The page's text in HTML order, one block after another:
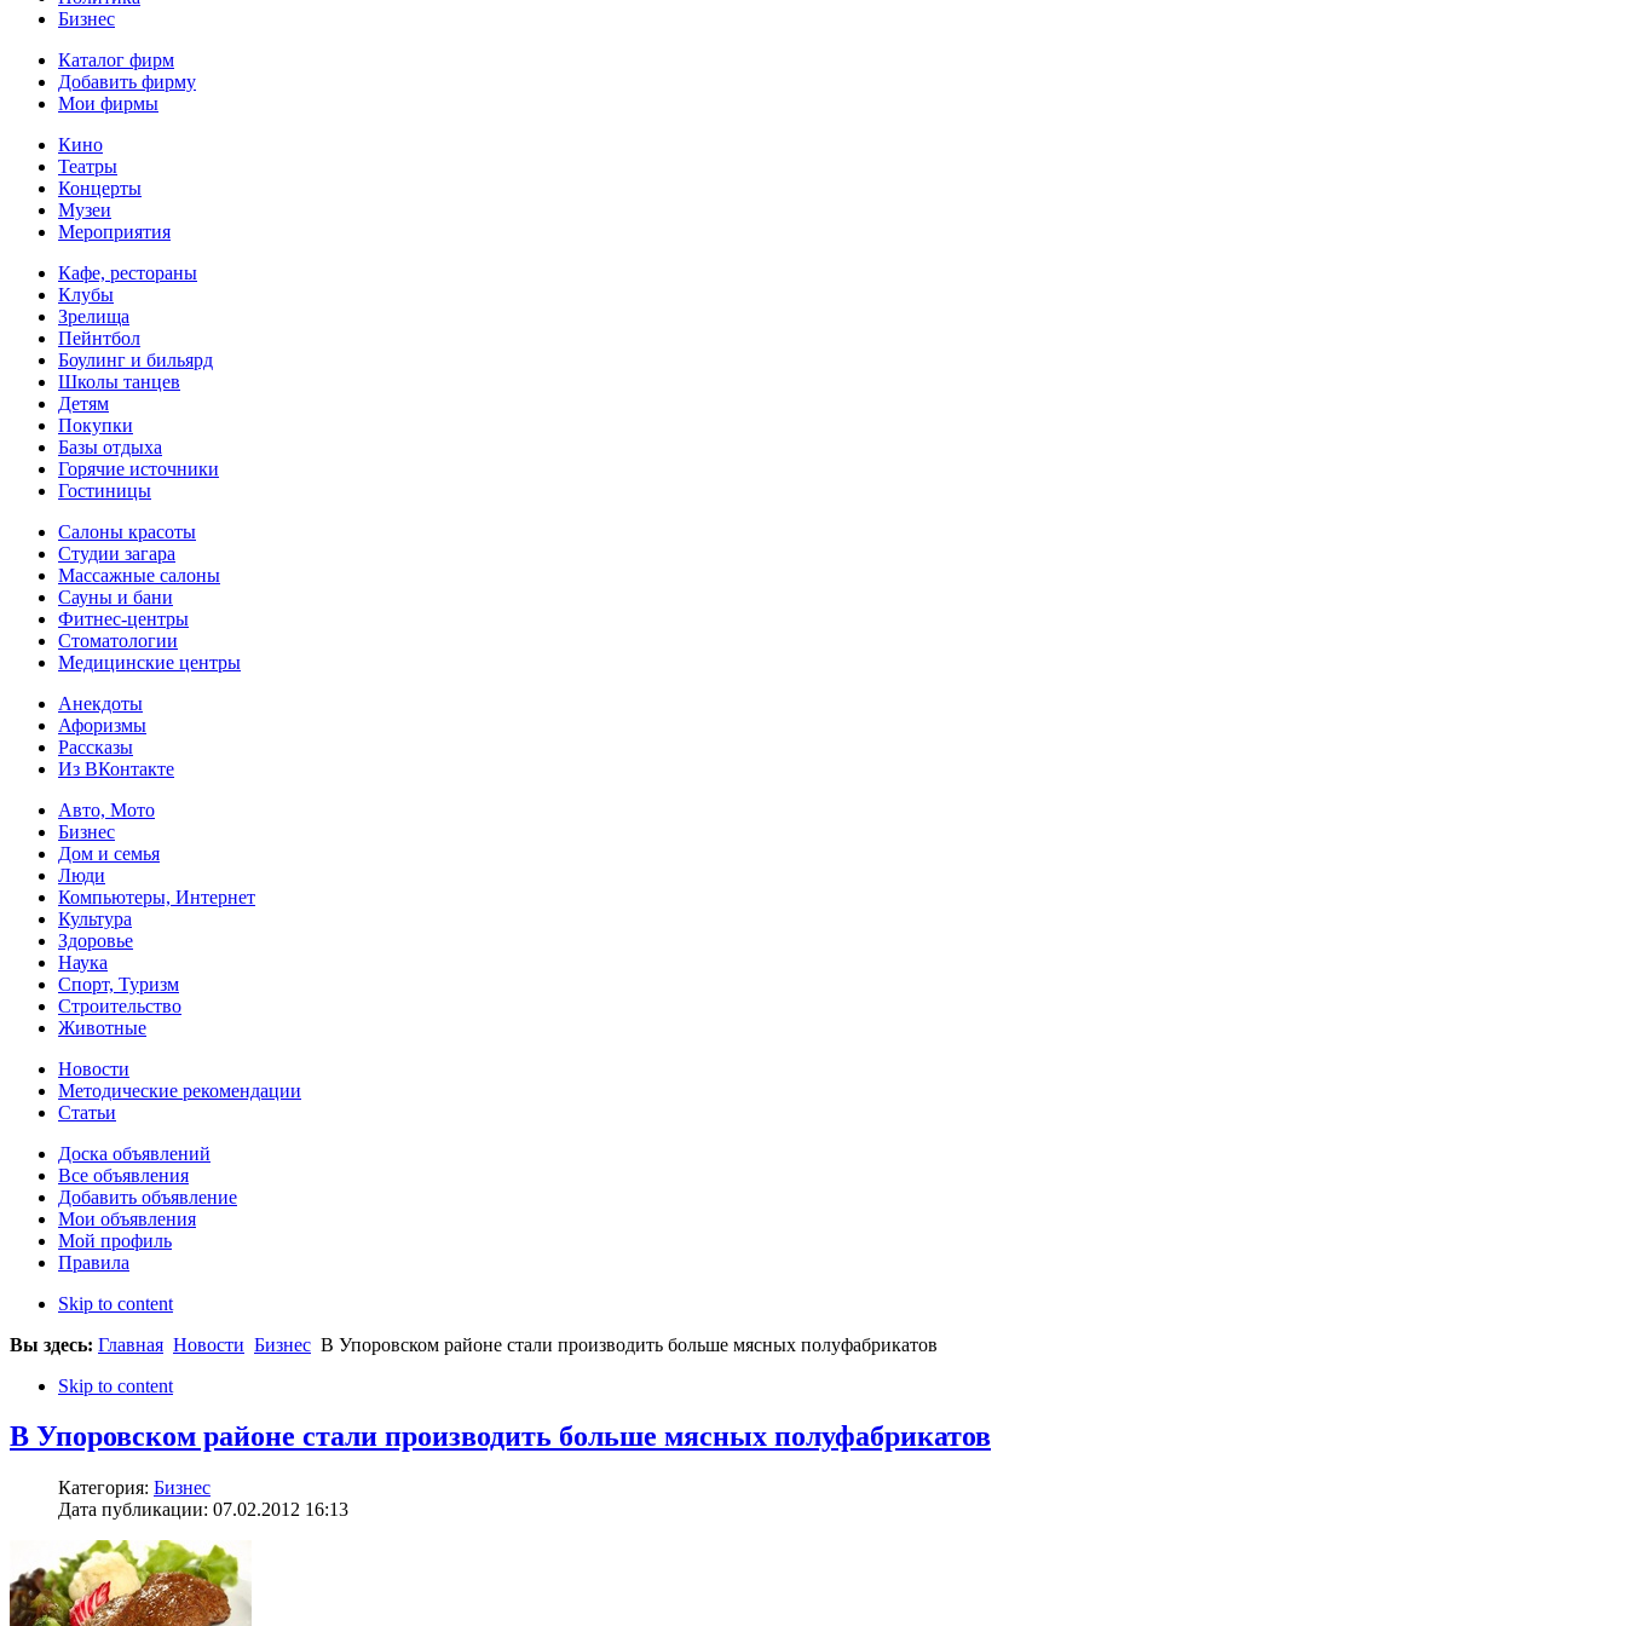
Бизнес
Каталог фирм
Добавить фирму
Мои фирмы
Кино
Театры
Концерты
Музеи
Мероприятия
Кафе, рестораны
Клубы
Зрелища
Пейнтбол
Боулинг и бильярд
Школы танцев
Детям
Покупки
Базы отдыха
Горячие источники
Гостиницы
Салоны красоты
Студии загара
Массажные салоны
Сауны и бани
Фитнес-центры
Стоматологии
Медицинские центры
Анекдоты
Афоризмы
Рассказы
Из ВКонтакте
Авто, Мото
Бизнес
Дом и семья
Люди
Компьютеры, Интернет
Культура
Здоровье
Наука
Спорт, Туризм
Строительство
Животные
Новости
Методические рекомендации
Статьи
Доска объявлений
Все объявления
Добавить объявление
Мои объявления
Мой профиль
Правила
Skip to content
Вы здесь: Главная Новости Бизнес В Упоровском районе стали производить больше мясных полуфабрикатов
Skip to content
В Упоровском районе стали производить больше мясных полуфабрикатов
Категория: Бизнес
Дата публикации: 07.02.2012 16:13